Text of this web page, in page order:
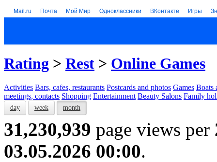
Mail.ru Почта Мой Мир Одноклассники ВКонтакте Игры
Rating > Rest > Online Games
Activities Bars, cafes, restaurants Postcards and photos Games Boats
meetings, contacts Shopping Entertainment Beauty Salons Family
day week month
31,230,939 page views per
03.05.2026 00:00.